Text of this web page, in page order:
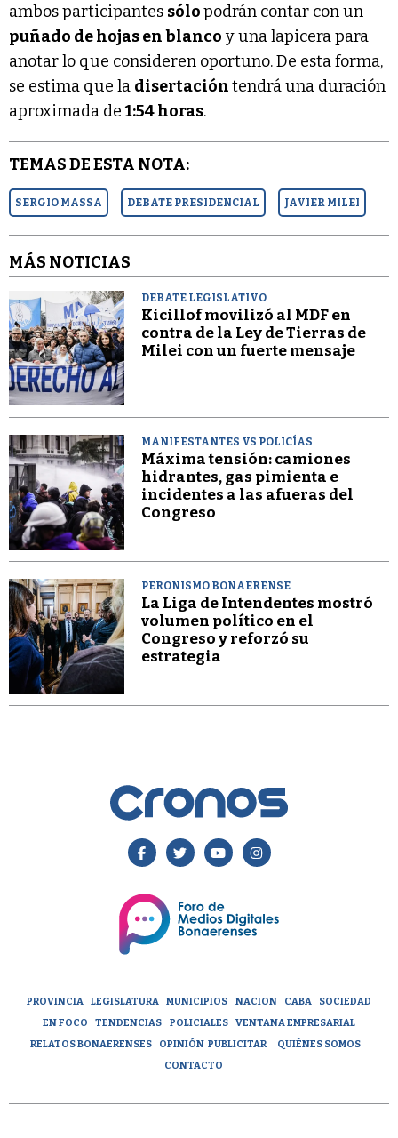
ambos participantes sólopodrán contar con un
puñado de hojas en blanco y una lapicera para
anotar lo que consideren oportuno. De esta forma,
se estima que la disertacióntendrá una duración
aproximada de1:54 horas.
TEMAS DE ESTA NOTA:
SERGIO MASSA DEBATE PRESIDENCIAL JAVIER MILEI
MÁS NOTICIAS
DEBATE LEGISLATIVO
Kicillof movilizó al MDF en
contra de la Ley de Tierras de
Milei con un fuerte mensaje
MANIFESTANTES VS POLICÍAS
Máxima tensión: camiones
hidrantes, gas pimienta e
incidentes a las afueras del
Congreso
PERONISMO BONAERENSE
La Liga de Intendentes mostró
volumen político en el
Congreso y reforzó su
estrategia
PROVINCIA LEGISLATURA MUNICIPIOS NACION CABA
SOCIEDAD
EN FOCO
TENDENCIAS POLICIALES
VENTANA EMPRESARIAL
RELATOS BONAERENSES
OPINIÓN PUBLICITAR
QUIÉNES SOMOS
CONTACTO